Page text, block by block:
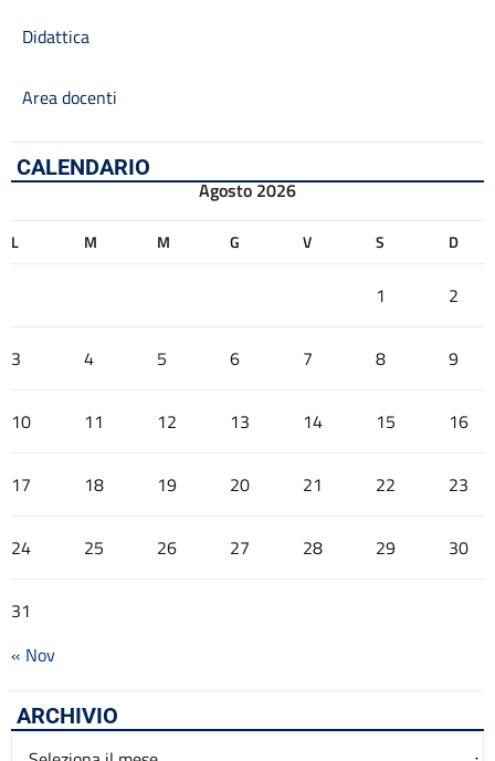
Didattica
Area docenti
CALENDARIO
Agosto 2026
L M M G V S D
1 2
3 4 5 6 7 8 9
10 11 12 13 14 15 16
17 18 19 20 21 22 23
24 25 26 27 28 29 30
31
« Nov
ARCHIVIO
Archivio